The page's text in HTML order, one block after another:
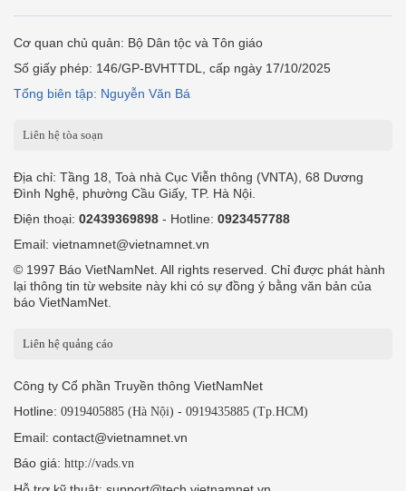
Cơ quan chủ quản: Bộ Dân tộc và Tôn giáo
Số giấy phép: 146/GP-BVHTTDL, cấp ngày 17/10/2025
Tổng biên tập: Nguyễn Văn Bá
Liên hệ tòa soạn
Địa chỉ: Tầng 18, Toà nhà Cục Viễn thông (VNTA), 68 Dương
Đình Nghệ, phường Cầu Giấy, TP. Hà Nội.
Điện thoại: 02439369898 - Hotline: 0923457788
Email: vietnamnet@vietnamnet.vn
© 1997 Báo VietNamNet. All rights reserved. Chỉ được phát hành
lại thông tin từ website này khi có sự đồng ý bằng văn bản của
báo VietNamNet.
Liên hệ quảng cáo
Công ty Cổ phần Truyền thông VietNamNet
Hotline: 0919405885 (Hà Nội) - 0919435885 (Tp.HCM)
Email: contact@vietnamnet.vn
Báo giá: http://vads.vn